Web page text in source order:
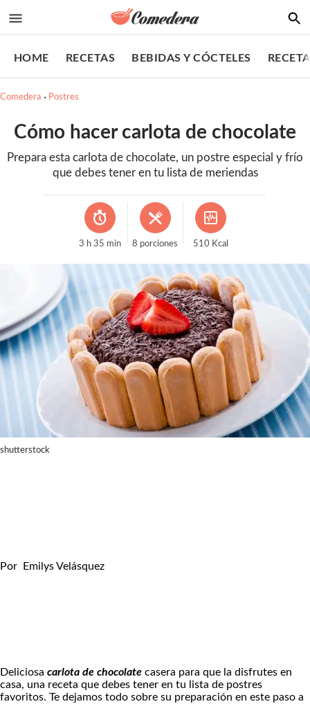
HOME RECETAS BEBIDAS Y CÓCTELES
Comedera Postres
Cómo hacer carlota de chocolate
Prepara esta carlota de chocolate, un postre especial y frío
que debes tener en tu lista de meriendas
3 h 35 min 8 porciones 510 Kcal
shutterstock
Por Emilys Velásquez
Deliciosa carlota de chocolate casera para que la disfrutes en
casa, una receta que debes tener en tu lista de postres
favoritos. Te dejamos todo sobre su preparación en este paso a